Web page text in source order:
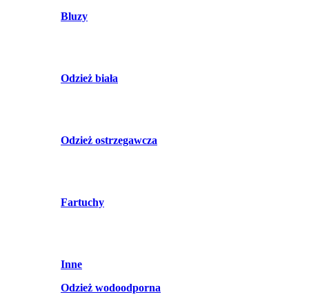
Bluzy
Odzież biała
Odzież ostrzegawcza
Fartuchy
Inne
Odzież wodoodporna